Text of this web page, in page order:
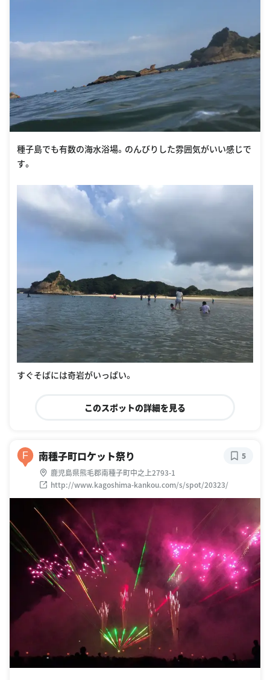
種子島でも有数の海水浴場。のんびりした雰囲気がいい感じで
す。
すぐそばには奇岩がいっぱい。
このスポットの詳細を見る
F 南種子町ロケット祭り
鹿児島県熊毛郡南種子町中之上2793-1
http://www.kagoshima-kankou.com/s/spot/20323/
5